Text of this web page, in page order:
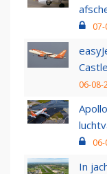
06-08-
In